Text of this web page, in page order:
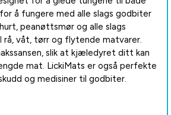
å fungere med alle slags godbiter
peanøttsmør og alle slags
rå, våt, tørr og flytende matvarer.
slik at kjæledyret ditt kan
mat. LickiMats er også perfekte
og medisiner til godbiter.